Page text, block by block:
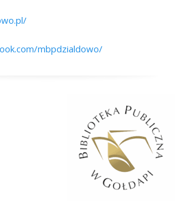
mbpdzialdowo/